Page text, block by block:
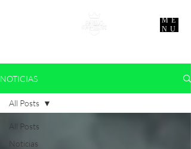
ME
NU
NOTICIAS
All Posts
Noticias
All Posts